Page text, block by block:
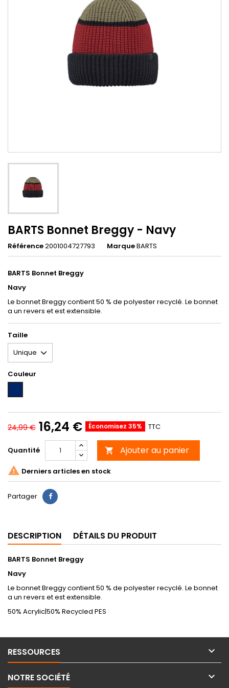
BARTS Bonnet Breggy - Navy
Référence2001004727793 MarqueBARTS
BARTS Bonnet Breggy
Navy
Le bonnet Breggy contient 50 % de polyester recyclé. Le bonnet
a un revers et est extensible.
Taille
Couleur
24,99 € 16,24 € Économisez 35% TTC
Quantité  Ajouter au panier
 Derniers articles en stock
Partager
DESCRIPTION DÉTAILS DU PRODUIT
BARTS Bonnet Breggy
Navy
Le bonnet Breggy contient 50 % de polyester recyclé. Le bonnet
a un revers et est extensible.
50% Acrylic|50% Recycled PES
RESSOURCES 
NOTRE SOCIÉTÉ 